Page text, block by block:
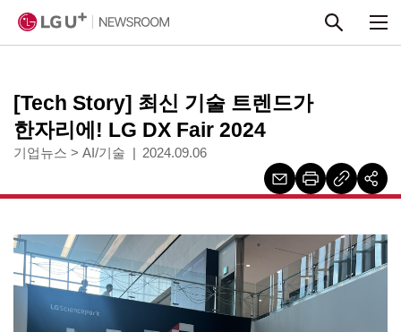
[Tech Story] 최신 기술 트렌드가
한자리에! LG DX Fair 2024
기업뉴스 > AI/기술 2024.09.06